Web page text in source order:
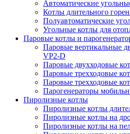
Автоматические
Котлы длительного
Полуавтоматические
Угольные котлы для
Паровые котлы и
Паровые вертикальные
VP2-D
Паровые двухходовые
Паровые трехходовые
Паровые трехходовые
Парогенераторы
Пиролизные котлы
Пиролизные котлы
Пиролизные котлы на
Пиролизные котлы на